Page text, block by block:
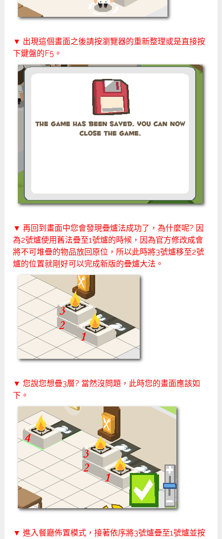
▼ 出現這個畫面之後請按瀏覽器的重新整理或是直接按
下鍵盤的F5。
▼ 再回到畫面中您會發現疊爐法成功了，為什麼呢? 因
為2號爐使用舊法疊至1號爐的時候，因為官方修改成會
將不可堆疊的物品放回原位，所以此時將3號爐移至2號
爐的位置就剛好可以完成新版的疊爐大法。
▼ 您說您想疊3層? 當然沒問題，此時您的畫面應該如
下。
▼ 進入餐廳佈置模式，接著依序將3號爐疊至1號爐並按